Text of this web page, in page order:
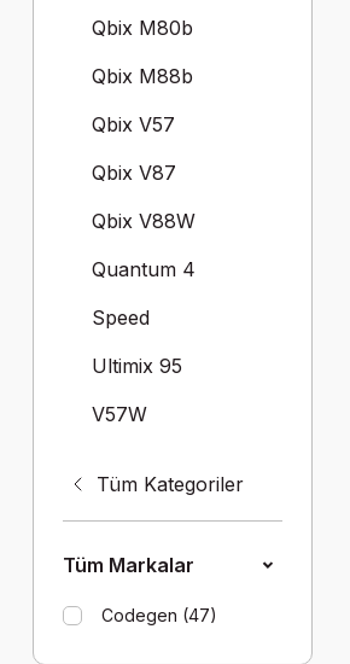
Qbix M80b
Qbix M88b
Qbix V57
Qbix V87
Qbix V88W
Quantum 4
Speed
Ultimix 95
V57W
Tüm Kategoriler
Tüm Markalar
Codegen (47)